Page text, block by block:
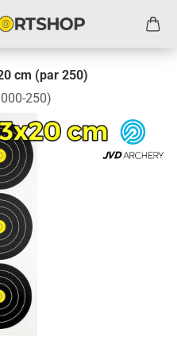
cm (par 250)
250)